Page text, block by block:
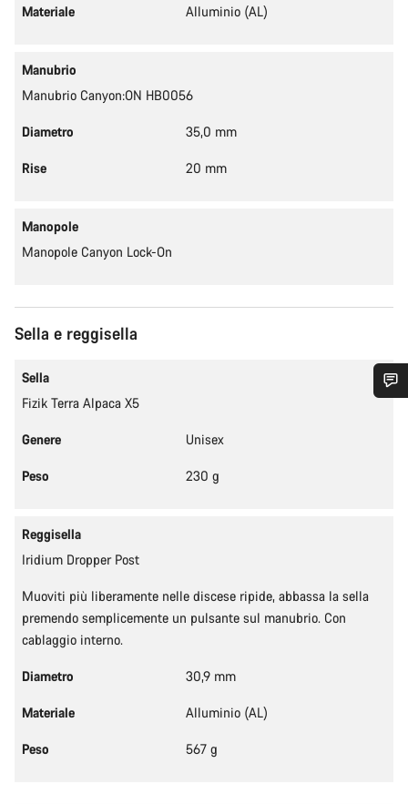
Materiale Alluminio (AL)
Manubrio
Manubrio Canyon:ON HB0056
Diametro 35,0 mm
Rise 20 mm
Manopole
Manopole Canyon Lock-On
Sella e reggisella
Sella
Fizik Terra Alpaca X5
Genere Unisex
Peso 230 g
Reggisella
Iridium Dropper Post
Muoviti più liberamente nelle discese ripide, abbassa la sella
premendo semplicemente un pulsante sul manubrio. Con
cablaggio interno.
Diametro 30,9 mm
Materiale Alluminio (AL)
Peso 567 g
Ti serve aiuto?